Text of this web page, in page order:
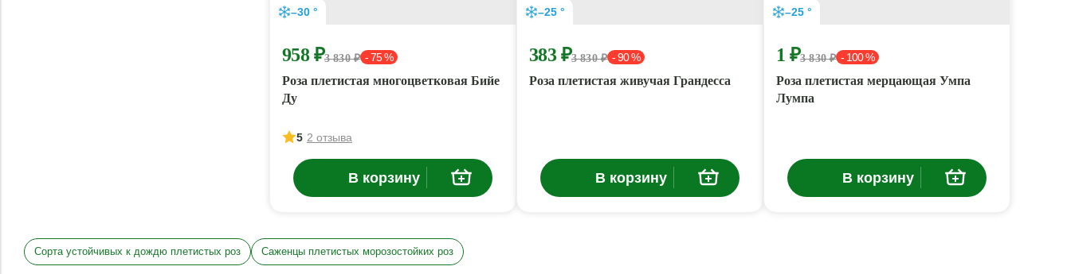
–30 °
958 ₽3 830 ₽ - 75 %
Роза плетистая многоцветковая Бийе
Ду
5 2 отзыва
В корзину
–25 °
383 ₽3 830 ₽ - 90 %
Роза плетистая живучая Грандесса
В корзину
–25 °
1 ₽3 830 ₽ - 100 %
Роза плетистая мерцающая Умпа
Лумпа
В корзину
Сорта устойчивых к дождю плетистых роз Саженцы плетистых морозостойких роз